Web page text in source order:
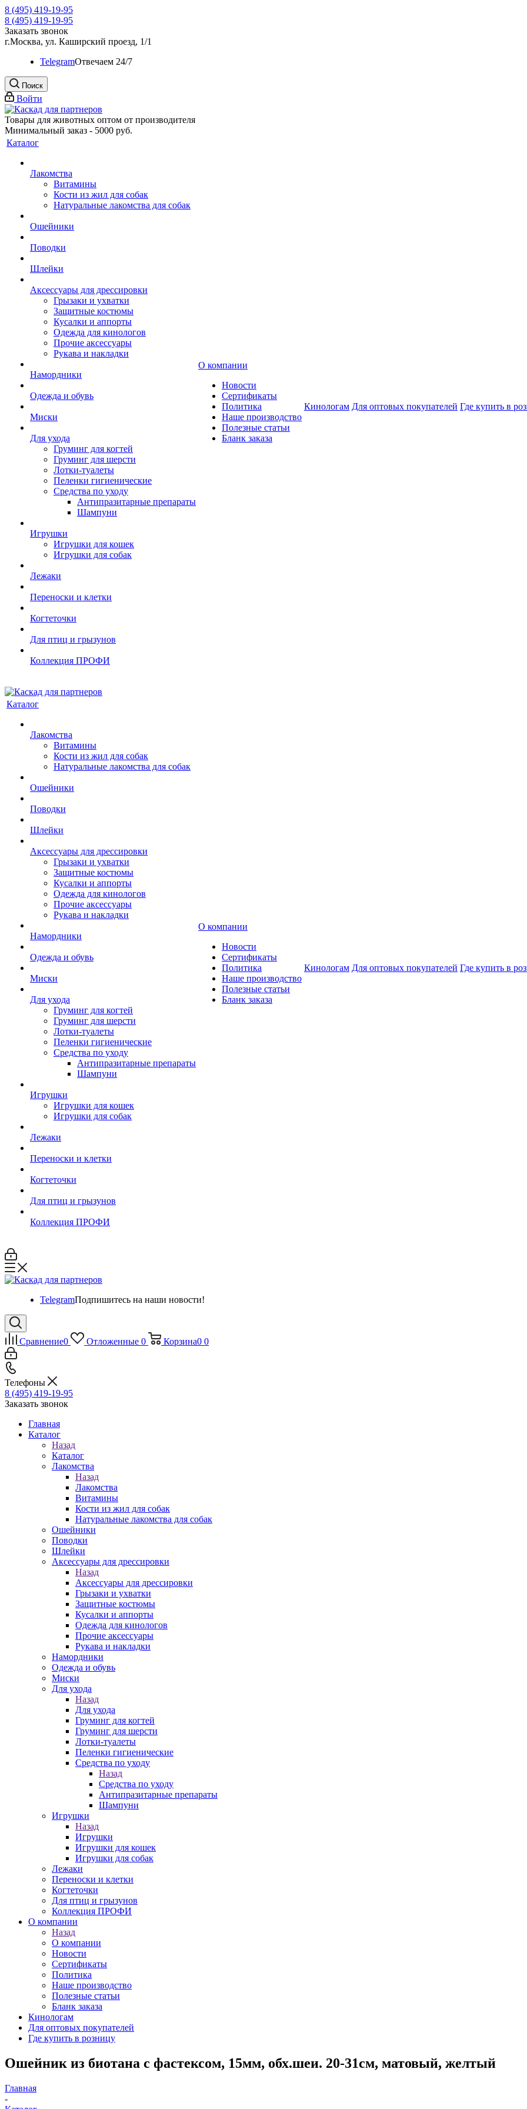
8 (495) 419-19-95
8 (495) 419-19-95
Заказать звонок
г.Москва, ул. Каширский проезд, 1/1
TelegramOтвечаем 24/7
Поиск
Войти
Товары для животных оптом от производителя
Минимальный заказ - 5000 руб.
Каталог
Лакомства
Витамины
Кости из жил для собак
Натуральные лакомства для собак
Ошейники
Поводки
Шлейки
Аксессуары для дрессировки
Грызаки и ухватки
Защитные костюмы
Кусалки и аппорты
Одежда для кинологов
Прочие аксессуары
Рукава и накладки
Намордники
Одежда и обувь
Миски
Для ухода
Груминг для когтей
Груминг для шерсти
Лотки-туалеты
Пеленки гигиенические
Средства по уходу
Антипразитарные препараты
Шампуни
Игрушки
Игрушки для кошек
Игрушки для собак
Лежаки
Переноски и клетки
Когтеточки
Для птиц и грызунов
Коллекция ПРОФИ
О компании
Новости
Сертификаты
Политика
Наше производство
Полезные статьи
Бланк заказа
Кинологам Для оптовых покупателей Где купить в
Каталог
Лакомства
Витамины
Кости из жил для собак
Натуральные лакомства для собак
Ошейники
Поводки
Шлейки
Аксессуары для дрессировки
Грызаки и ухватки
Защитные костюмы
Кусалки и аппорты
Одежда для кинологов
Прочие аксессуары
Рукава и накладки
Намордники
Одежда и обувь
Миски
Для ухода
Груминг для когтей
Груминг для шерсти
Лотки-туалеты
Пеленки гигиенические
Средства по уходу
Антипразитарные препараты
Шампуни
Игрушки
Игрушки для кошек
Игрушки для собак
Лежаки
Переноски и клетки
Когтеточки
Для птиц и грызунов
Коллекция ПРОФИ
О компании
Новости
Сертификаты
Политика
Наше производство
Полезные статьи
Бланк заказа
Кинологам Для оптовых покупателей Где купить в
TelegramПодпишитесь на наши новости!
Сравнение0 Отложенные 0 Корзина0 0
Телефоны
8 (495) 419-19-95
Заказать звонок
Главная
Каталог
Назад
Каталог
Лакомства
Назад
Лакомства
Витамины
Кости из жил для собак
Натуральные лакомства для собак
Ошейники
Поводки
Шлейки
Аксессуары для дрессировки
Назад
Аксессуары для дрессировки
Грызаки и ухватки
Защитные костюмы
Кусалки и аппорты
Одежда для кинологов
Прочие аксессуары
Рукава и накладки
Намордники
Одежда и обувь
Миски
Для ухода
Назад
Для ухода
Груминг для когтей
Груминг для шерсти
Лотки-туалеты
Пеленки гигиенические
Средства по уходу
Назад
Средства по уходу
Антипразитарные препараты
Шампуни
Игрушки
Назад
Игрушки
Игрушки для кошек
Игрушки для собак
Лежаки
Переноски и клетки
Когтеточки
Для птиц и грызунов
Коллекция ПРОФИ
О компании
Назад
О компании
Новости
Сертификаты
Политика
Наше производство
Полезные статьи
Бланк заказа
Кинологам
Для оптовых покупателей
Где купить в розницу
Ошейник из биотана с фастексом, 15мм, обх.шеи. 20-31см, матовый, желтый
Главная
-